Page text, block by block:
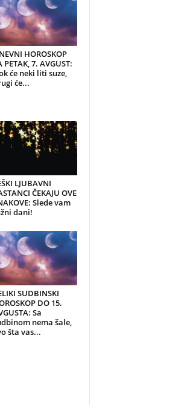
HOROSKOP
PETAK, 7. AVGUST:
će neki liti suze,
će...
LJUBAVNI
ČEKAJU OVE
Slede vam
dani!
SUDBINSKI
DO 15.
Sa
nema šale,
šta vas...